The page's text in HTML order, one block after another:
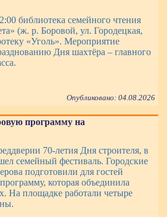
библиотека семейного чтения
(ж. р. Боровой, ул. Городецкая,
«Уголь». Мероприятие
Дня шахтёра – главного
Опубликовано: 04.08.2026
программу на
70-летия Дня строителя, в
семейный фестиваль. Городские
подготовили для гостей
которая объединила
На площадке работали четыре